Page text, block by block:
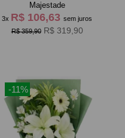
Majestade
3x R$ 106,63sem juros
R$ 359,90 R$ 319,90
-11%